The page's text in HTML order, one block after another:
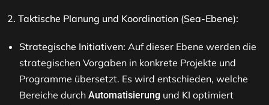
2. Taktische Planung und Koordination (Sea-Ebene):
Strategische Initiativen: Auf dieser Ebene werden die
strategischen Vorgaben in konkrete Projekte und
Programme übersetzt. Es wird entschieden, welche
Bereiche durch Automatisierung und KI optimiert